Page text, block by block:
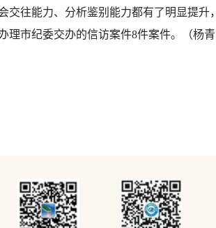
往能力、分析鉴别能力都有了明显提升，
理市纪委交办的信访案件8件案件。（杨青